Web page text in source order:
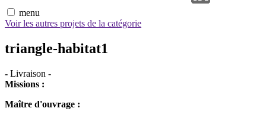
menu
Voir les autres projets de la catégorie
triangle-habitat1
- Livraison -
Missions :
Maître d'ouvrage :